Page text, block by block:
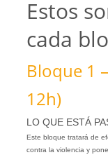
Estos
cada
Bloque 1
12h)
LO QUE ESTÁ
Este bloque tratará de
contra la violencia y